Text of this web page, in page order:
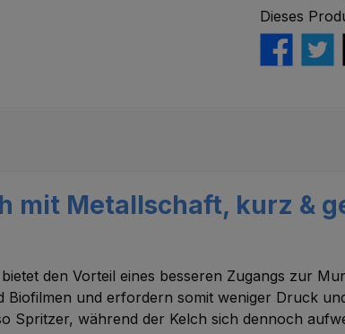
Dieses
mit Metallschaft, kurz &
den Vorteil eines besseren Zugangs zur
und erfordern somit weniger Druck
Spritzer, während der Kelch sich dennoch